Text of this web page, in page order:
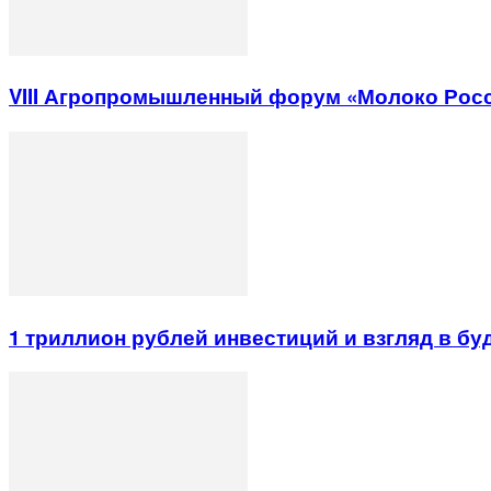
VIII Агропромышленный форум «Молоко
1 триллион рублей инвестиций и взгляд в